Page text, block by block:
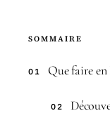
SOMMAIRE
01 Que faire en
02